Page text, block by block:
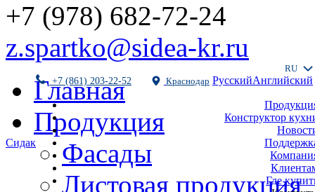
+7 (978) 682-72-24
z.spartko@sidea-kr.ru
Сидак
+7 (861) 203-22-52 Краснодар
RU
РусскийАнглийский
Конструктор
Где
Главная
Продукция
Фасады
Листовая продукция